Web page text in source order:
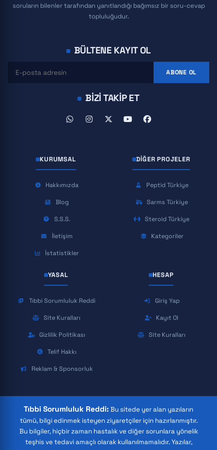
soruların bilenler tarafından yanıtlandığı bağımsız bir soru-cevap
topluluğudur.
BÜLTENE KAYIT OL
ABONE OL
BIZI TAKIP ET
KURUMSAL
Hakkımızda
Blog
S.S.S.
İletişim
İstatistikler
DIĞER PROJELER
Peptid Türkiye
Sarms Türkiye
Steroid Türkiye
Kategoriler
YASAL
Tıbbi Sorumluluk Reddi
Site Kuralları
Gizlilik Politikası
Telif Hakkı
Reklam & Sponsorluk
HESAP
Giriş Yap
Kayıt Ol
Site Kuralları
Tıbbi Sorumluluk Reddi: Bu sitede yer alan yazıların
tümü, bilgi edinmek isteyen ziyaretçiler için hazırlanmıştır.
Bu bilgiler, hiçbir zaman hastalık ve diğer sorunlara yönelik
teşhis ve tedavi amaçlı olarak kullanılmamalıdır. Yazılar,